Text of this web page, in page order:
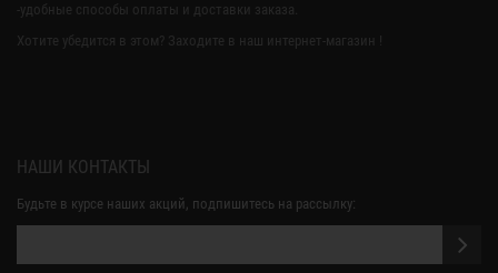
-удобные способы оплаты и доставки заказа.
Хотите убедится в этом? Заходите в наш интернет-магазин !
НАШИ КОНТАКТЫ
Будьте в курсе наших акций, подпишитесь на рассылку: